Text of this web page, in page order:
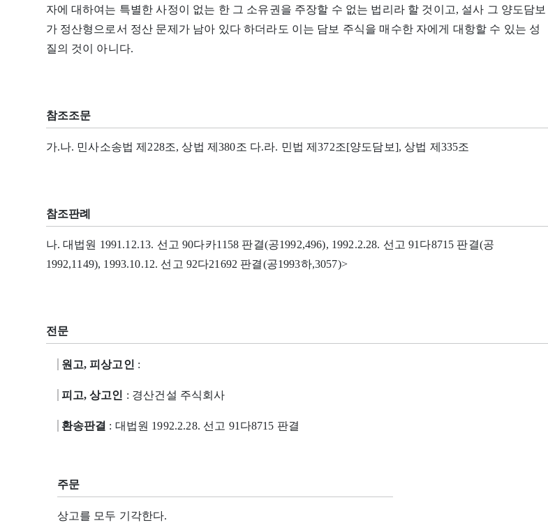
자에 대하여는 특별한 사정이 없는 한 그 소유권을 주장할 수 없는 법리라 할 것이고, 설사 그 양도담보
가 정산형으로서 정산 문제가 남아 있다 하더라도 이는 담보 주식을 매수한 자에게 대항할 수 있는 성
질의 것이 아니다.
참조조문
가.나. 민사소송법 제228조, 상법 제380조 다.라. 민법 제372조[양도담보], 상법 제335조
참조판례
나. 대법원 1991.12.13. 선고 90다카1158 판결(공1992,496), 1992.2.28. 선고 91다8715 판결(공
1992,1149), 1993.10.12. 선고 92다21692 판결(공1993하,3057)>
전문
원고, 피상고인 :
피고, 상고인 : 경산건설 주식회사
환송판결 : 대법원 1992.2.28. 선고 91다8715 판결
주문
상고를 모두 기각한다.